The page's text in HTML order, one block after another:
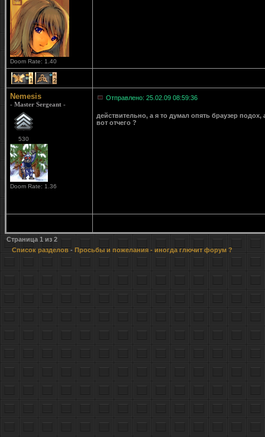
Doom Rate: 1.40
1 2
Nemesis
- Master Sergeant -
530
Doom Rate: 1.36
Отправлено: 25.02.09 08:59:36
действительно, а я то думал опять браузер
вот отчего ?
Страница 1из 2
Список разделов - Просьбы и пожелания - иногда глючит форум ?